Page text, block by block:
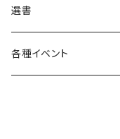
その他
ウェア
選書
各種イベント